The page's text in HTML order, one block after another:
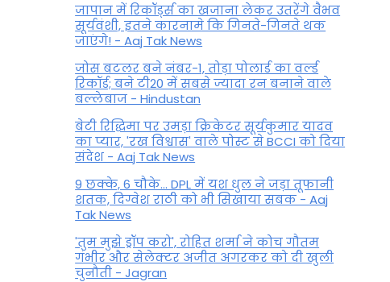
जापान में रिकॉर्ड्स का खजाना लेकर उतरेंगे वैभव
सूर्यवंशी, इतने कारनामे कि गिनते-गिनते थक
जाएंगे! - Aaj Tak News
जोस बटलर बने नंबर-1, तोड़ा पोलार्ड का वर्ल्ड
रिकॉर्ड; बने टी20 में सबसे ज्यादा रन बनाने वाले
बल्लेबाज - Hindustan
बेटी र‍िद्ध‍िमा पर उमड़ा क्रिकेटर सूर्यकुमार यादव
का प्यार, 'रख विश्वास' वाले पोस्ट से BCCI को दिया
संदेश - Aaj Tak News
9 छक्के, 6 चौके... DPL में यश धुल ने जड़ा तूफानी
शतक, द‍िग्वेश राठी को भी स‍िखाया सबक - Aaj
Tak News
'तुम मुझे ड्रॉप करो', रोहित शर्मा ने कोच गौतम
गंभीर और सेलेक्टर अजीत अगरकर को दी खुली
चुनौती - Jagran